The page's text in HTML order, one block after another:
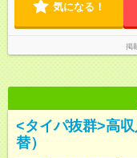
（希望シフト
気になる！
掲
<タイパ抜群>高
替）